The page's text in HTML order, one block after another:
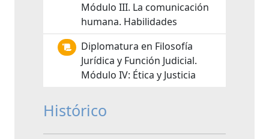
Módulo III. La comunicación
humana. Habilidades
Diplomatura en Filosofía
Jurídica y Función Judicial.
Módulo IV: Ética y Justicia
Histórico